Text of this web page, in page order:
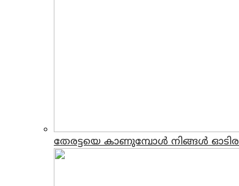
തേരട്ടയെ കാണുമ്പോൾ നിങ്ങൾ